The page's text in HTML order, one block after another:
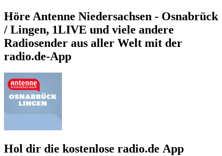
Höre Antenne Niedersachsen - Osnabrück
/ Lingen, 1LIVE und viele andere
Radiosender aus aller Welt mit der
radio.de-App
Hol dir die kostenlose radio.de App